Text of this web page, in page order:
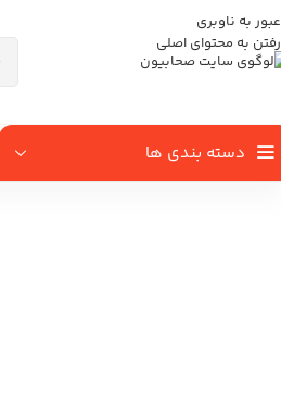
عبور به ناوبری
رفتن به محتوای اصلی
دسته بندی ها